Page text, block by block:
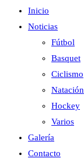
Inicio
Noticias
Fútbol
Basquet
Ciclismo
Natación
Hockey
Varios
Galería
Contacto